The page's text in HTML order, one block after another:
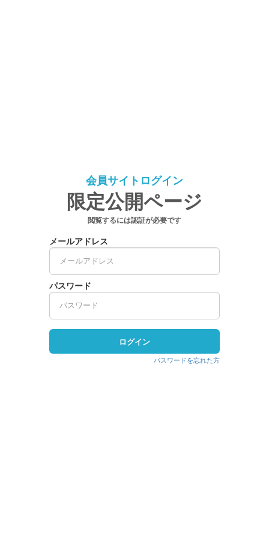
会員サイトログイン
限定公開ページ
閲覧するには認証が必要です
メールアドレス
パスワード
ログイン
パスワードを忘れた方